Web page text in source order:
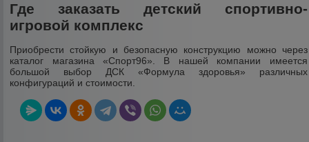
Где заказать детский спортивно-
игровой комплекс
Приобрести стойкую и безопасную конструкцию можно через
каталог магазина «Спорт96». В нашей компании имеется
большой выбор ДСК «Формула здоровья» различных
конфигураций и стоимости.